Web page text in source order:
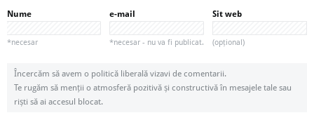
Nume
*necesar
e-mail
*necesar - nu va fi publicat.
Sit web
(opțional)
Încercăm să avem o politică liberală vizavi de comentarii.
Te rugăm să menții o atmosferă pozitivă și constructivă în mesajele tale sau
riști să ai accesul blocat.